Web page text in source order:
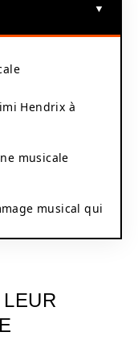
Hendrix à
musicale
musical qui